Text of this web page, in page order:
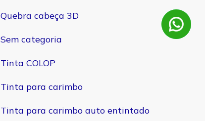
Quebra cabeça 3D
Sem categoria
Tinta COLOP
Tinta para carimbo
Tinta para carimbo auto entintado